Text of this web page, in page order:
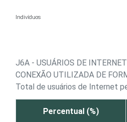
Indivíduos
J6A - USUÁRIOS DE
CONEXÃO UTILIZADA DE
Total de usuários de Internet
Percentual (%)